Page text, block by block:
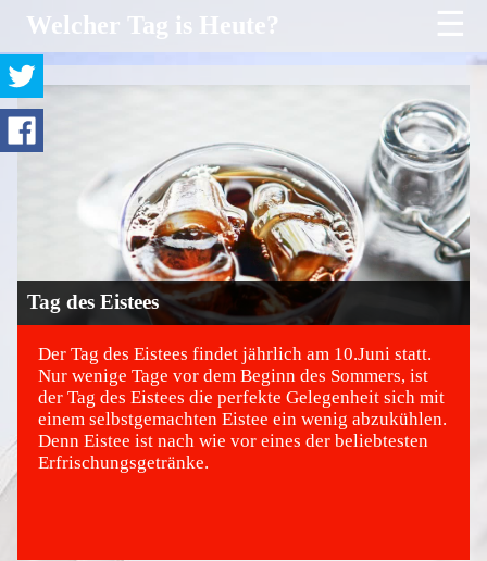
Welcher Tag is Heute? ☰
Tag des Eistees
©
Der Tag des Eistees findet jährlich am 10.Juni statt.
Nur wenige Tage vor dem Beginn des Sommers, ist
der Tag des Eistees die perfekte Gelegenheit sich mit
einem selbstgemachten Eistee ein wenig abzukühlen.
Denn Eistee ist nach wie vor eines der beliebtesten
Erfrischungsgetränke.